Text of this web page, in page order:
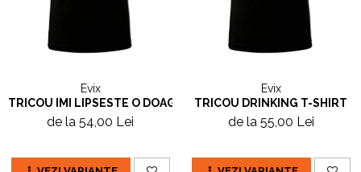
Evix
TRICOU IMI LIPSESTE O DOAGA
de la 54,00 Lei
Evix
TRICOU DRINKING T-SHIRT
de la 55,00 Lei